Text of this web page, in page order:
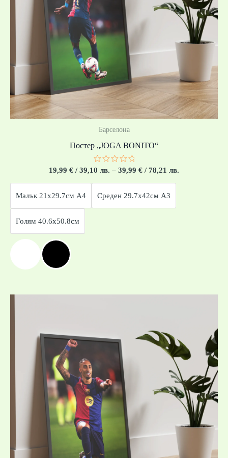
Барселона
Постер „JOGA BONITO“
Оценено
0
5
19,99 € / 39,10 лв. – 39,99 € / 78,21 лв.
Малък 21x29.7см А4 Среден 29.7x42см А3
Голям 40.6x50.8см
39,10 лв.
through
39,99 €
78,21 лв.